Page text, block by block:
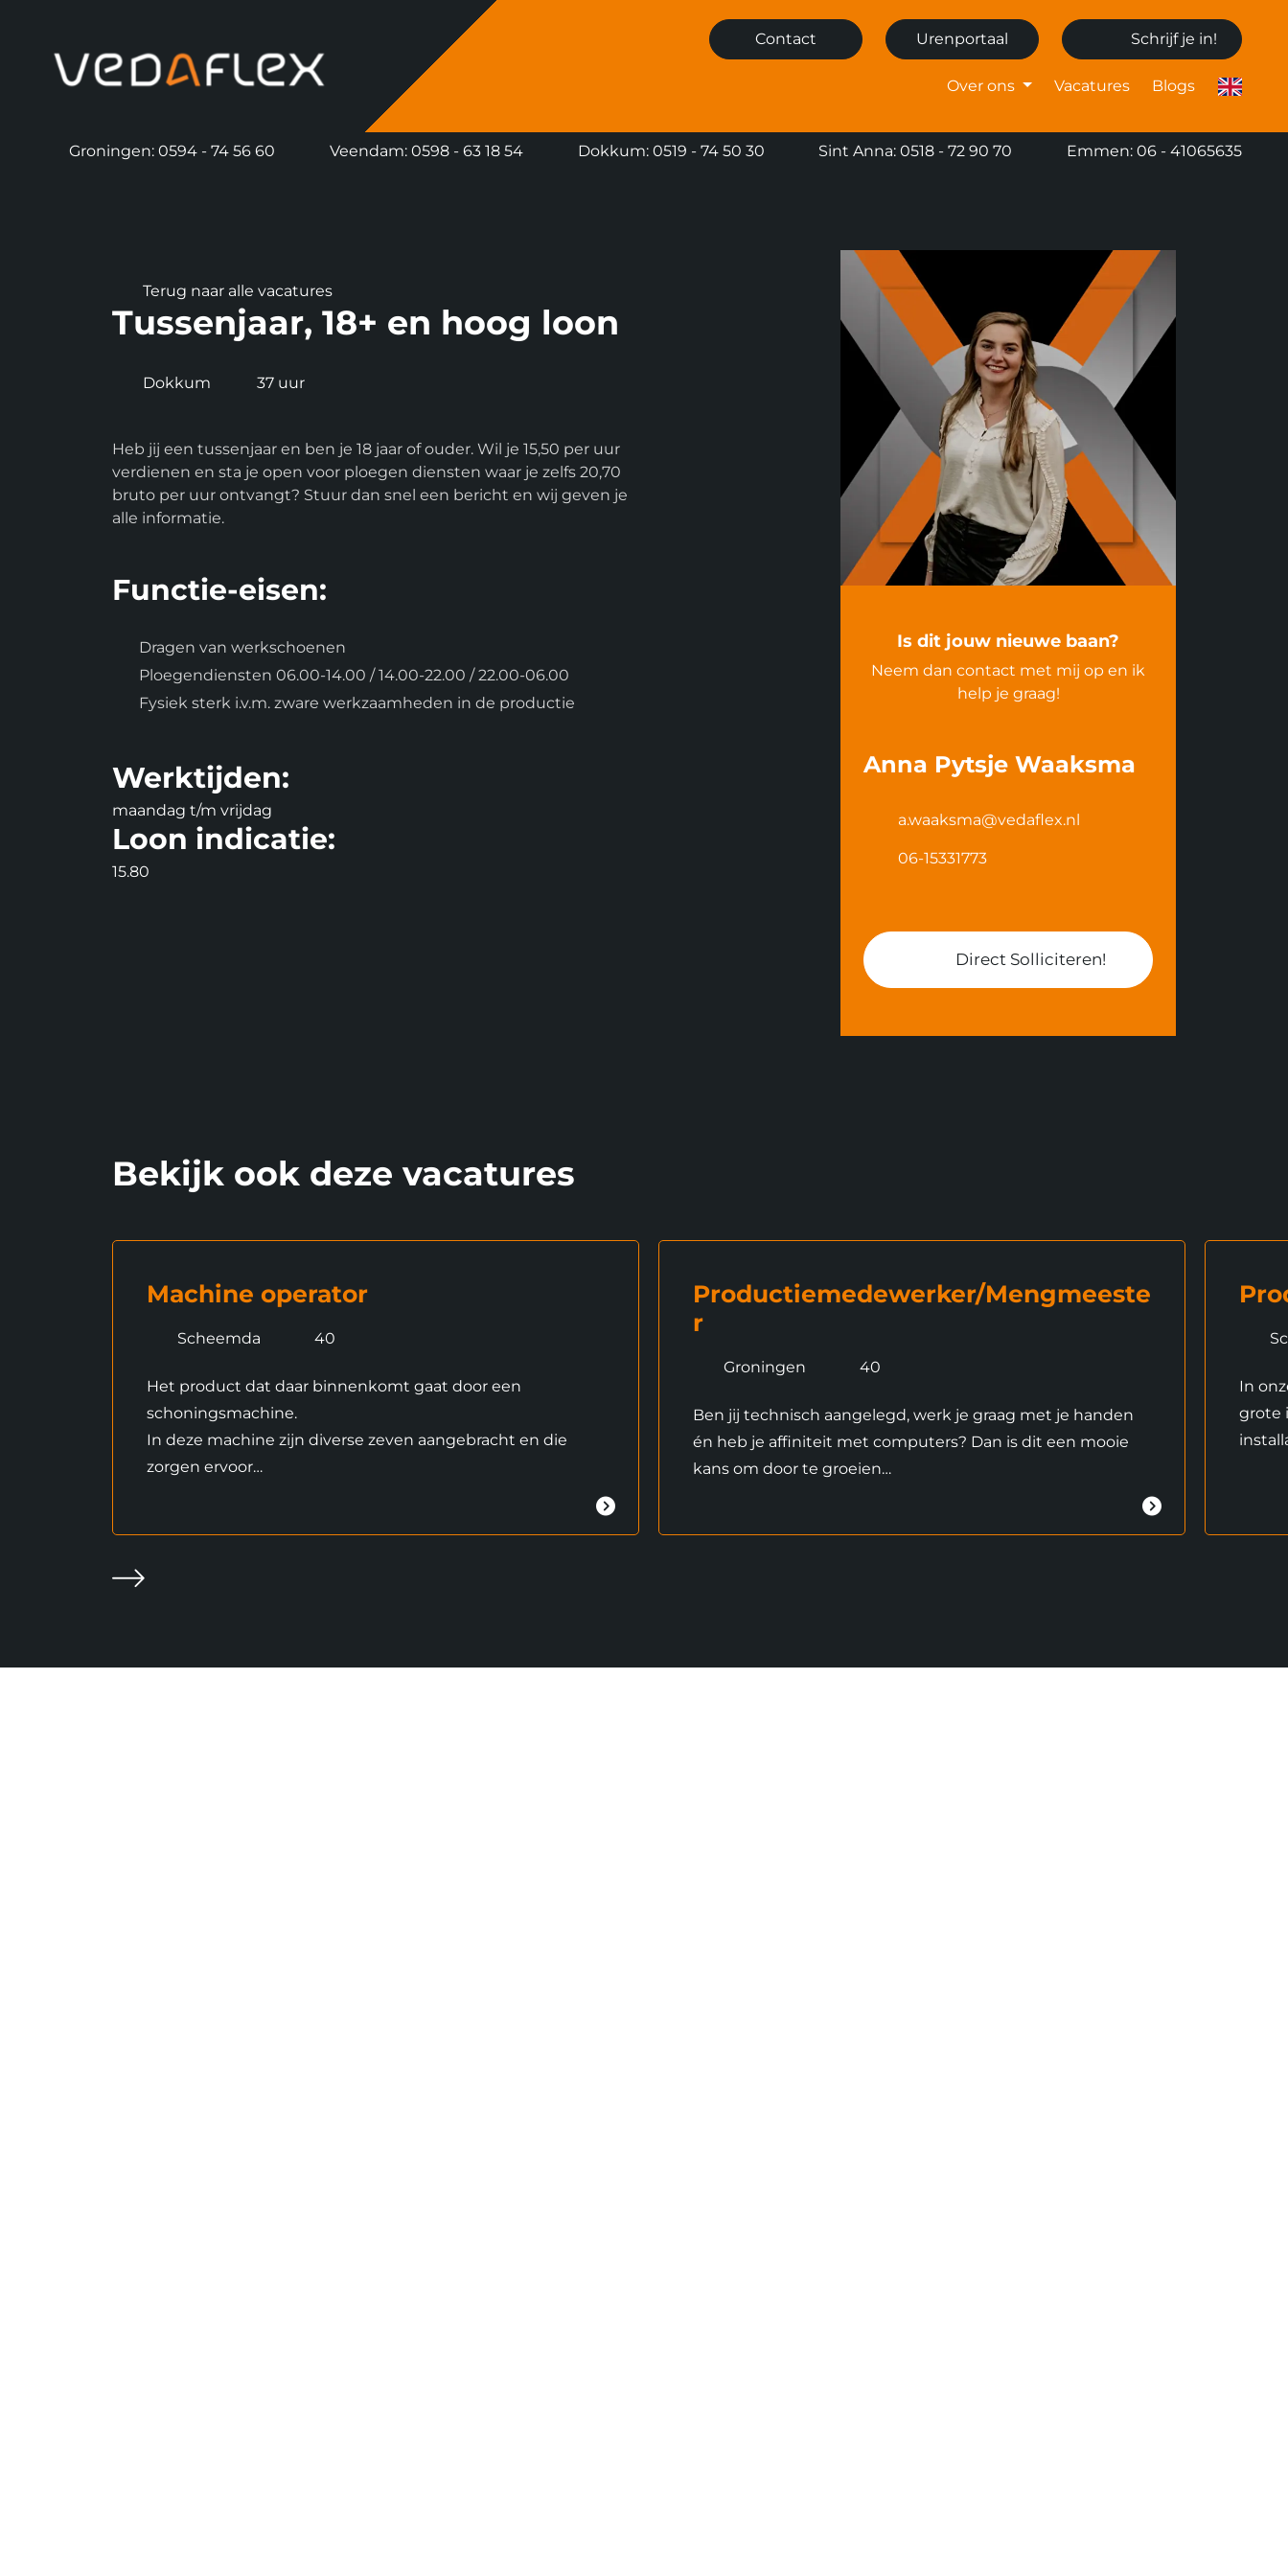
Contact
Urenportaal Schrijf je in!
Over ons Vacatures Blogs
Groningen: 0594 - 74 56 60 Veendam: 0598 - 63 18 54 Dokkum: 0519 - 74 50 30 Sint Anna: 0518 - 72 90 70 Emmen: 06 - 41065635
Terug naar alle vacatures
Tussenjaar, 18+ en hoog loon
Dokkum 37 uur
Heb jij een tussenjaar en ben je 18 jaar of ouder. Wil je 15,50 per uur
verdienen en sta je open voor ploegen diensten waar je zelfs 20,70
bruto per uur ontvangt? Stuur dan snel een bericht en wij geven je
alle informatie.
Functie-eisen:
Dragen van werkschoenen
Ploegendiensten 06.00-14.00 / 14.00-22.00 / 22.00-06.00
Fysiek sterk i.v.m. zware werkzaamheden in de productie
Werktijden:
maandag t/m vrijdag
Loon indicatie:
15.80
Is dit jouw nieuwe baan?
Neem dan contact met mij op en ik
help je graag!
Anna Pytsje Waaksma
a.waaksma@vedaflex.nl
06-15331773
Direct Solliciteren!
Bekijk ook deze vacatures
Machine operator
Scheemda 40
Het product dat daar binnenkomt gaat door een
schoningsmachine.
In deze machine zijn diverse zeven aangebracht en die
zorgen ervoor…
Productiemedewerker/Mengmeeste
r
Groningen 40
Ben jij technisch aangelegd, werk je graag met je handen
én heb je affiniteit met computers? Dan is dit een mooie
kans om door te groeien…
In
grote